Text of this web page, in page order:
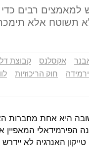
למאמצים רבים
תשוטח אלא
אקסלנס
קבוצת
חוק הריכוזיות
יצחק תשובה היא אחת
המאפיין
האנרגיה לא